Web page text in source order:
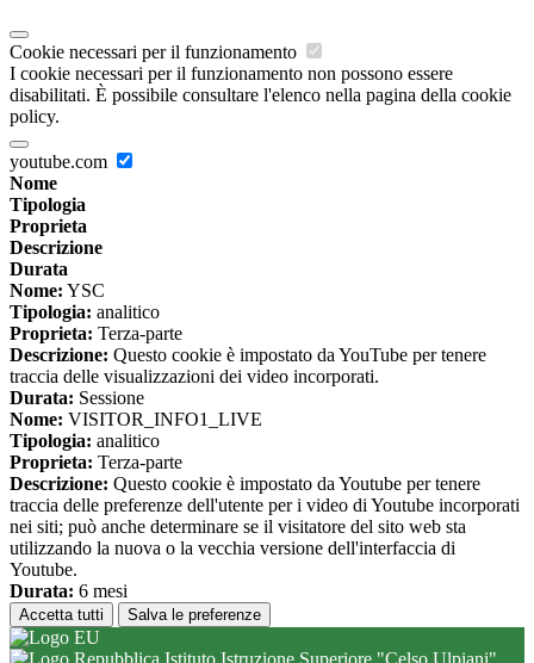
Cookie necessari per il funzionamento
I cookie necessari per il funzionamento non possono essere
disabilitati. È possibile consultare l'elenco nella pagina della cookie
policy.
youtube.com
Nome
Tipologia
Proprieta
Descrizione
Durata
Nome: YSC
Tipologia: analitico
Proprieta: Terza-parte
Descrizione: Questo cookie è impostato da YouTube per tenere
traccia delle visualizzazioni dei video incorporati.
Durata: Sessione
Nome: VISITOR_INFO1_LIVE
Tipologia: analitico
Proprieta: Terza-parte
Descrizione: Questo cookie è impostato da Youtube per tenere
traccia delle preferenze dell'utente per i video di Youtube incorporati
nei siti; può anche determinare se il visitatore del sito web sta
utilizzando la nuova o la vecchia versione dell'interfaccia di
Youtube.
Durata: 6 mesi
Accetta tutti Salva le preferenze